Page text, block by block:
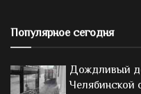
Популярное сегодня
Дождливый
Челябинской